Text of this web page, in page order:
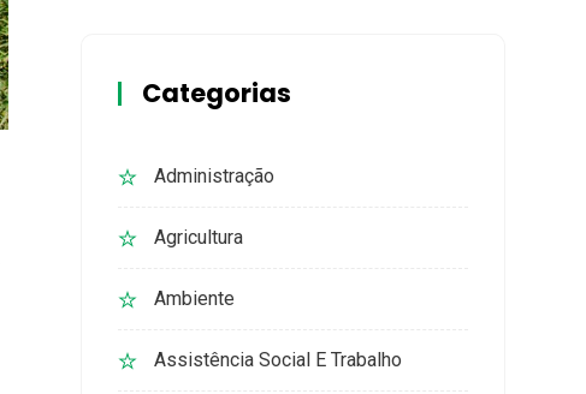
Categorias
Administração
Agricultura
Ambiente
Assistência Social E Trabalho